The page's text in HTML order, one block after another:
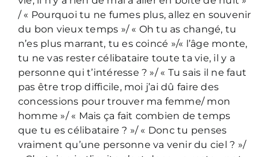
/ « Pourquoi tu ne fumes plus, allez en souvenir
du bon vieux temps »/ « Oh tu as changé, tu
n’es plus marrant, tu es coincé »/« l’âge monte,
tu ne vas rester célibataire toute ta vie, il y a
personne qui t’intéresse ? »/ « Tu sais il ne faut
pas être trop difficile, moi j’ai dû faire des
concessions pour trouver ma femme/ mon
homme »/ « Mais ça fait combien de temps
que tu es célibataire ? »/ « Donc tu penses
vraiment qu’une personne va venir du ciel ? »/